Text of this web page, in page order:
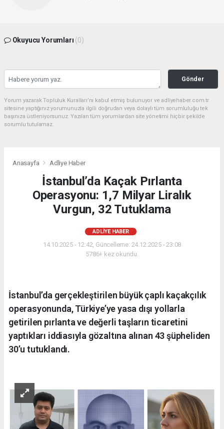
Okuyucu Yorumları (0)
Gönder
Yorum yazarak Topluluk Kuralları’nı kabul etmiş bulunuyor ve adliyehaber.com.tr
sitesine yaptığınız yorumunuzla ilgili doğrudan veya dolaylı tüm sorumluluğu tek
başınıza üstleniyorsunuz. Yazılan tüm yorumlardan site yönetimi hiçbir şekilde
sorumlu tutulamaz.
Anasayfa Adliye Haber
İstanbul’da Kaçak Pırlanta
Operasyonu: 1,7 Milyar Liralık
Vurgun, 32 Tutuklama
ADLIYE HABER
14.10.2025 - 12:42, Güncelleme: 24.12.2025 - 23:08
5786+ kez okundu.
İstanbul’da gerçekleştirilen büyük çaplı kaçakçılık
operasyonunda, Türkiye’ye yasa dışı yollarla
getirilen pırlanta ve değerli taşların ticaretini
yaptıkları iddiasıyla gözaltına alınan 43 şüpheliden
30’u tutuklandı.